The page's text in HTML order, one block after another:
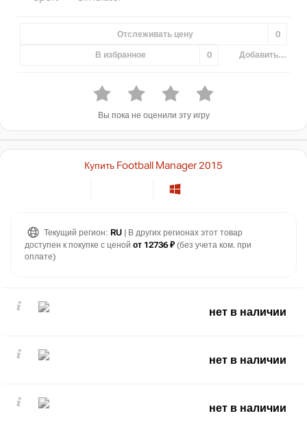
Отслеживать цену 0
В избранное 0 Добавить...
Вы пока не оценили эту игру
Купить Football Manager 2015
Текущий регион: RU | В других регионах этот товар
доступен к покупке с ценой от 12736 ₽ (без учета ком. при
оплате)
нет в наличии
нет в наличии
нет в наличии